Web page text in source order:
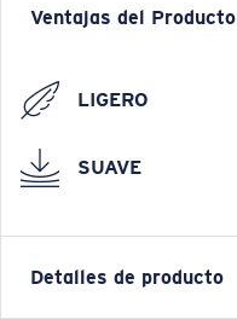
Ventajas del Producto
LIGERO
SUAVE
Detalles de producto